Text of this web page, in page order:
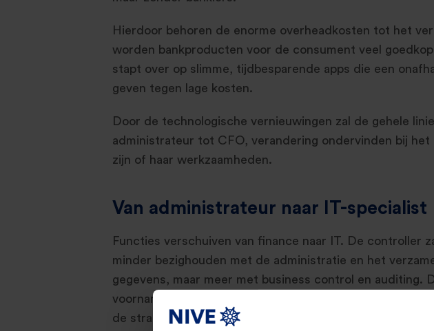
Hierdoor behoren de enorme overheadkosten tot het
worden bankproducten voor de consument veel
stapt over op slimme, tijdbesparende apps die een
geven tegen lage kosten.
Door de technologische vernieuwingen zal de gehele
administrateur tot CFO, verandering ondervinden bij het
zijn of haar werkzaamheden.
Van administrateur naar IT-specialist
Functies verschuiven van finance naar IT. De controller
minder bezighouden met de administratie en het
gegevens, maar meer met business control en auditing.
voornamelijk verdiepen in het kiezen van de juiste
de strategische koers ondersteunen.